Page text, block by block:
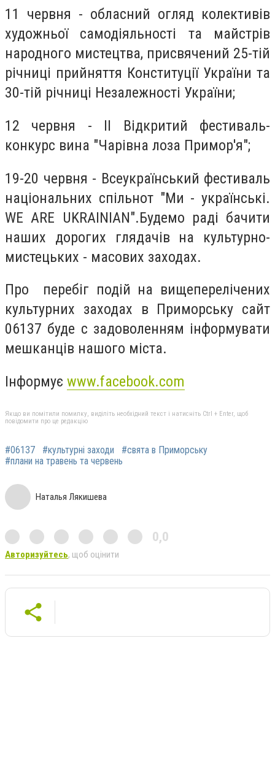
11 червня - обласний огляд колективів
художньої самодіяльності та майстрів
народного мистецтва, присвячений 25-тій
річниці прийняття Конституції України та
30-тій річниці Незалежності України;
12 червня - II Відкритий фестиваль-
конкурс вина "Чарівна лоза Примор'я";
19-20 червня - Всеукраїнський фестиваль
національних спільнот "Ми - українські.
WE ARE UKRAINIAN".Будемо раді бачити
наших дорогих глядачів на культурно-
мистецьких - масових заходах.
Про перебіг подій на вищеперелічених
культурних заходах в Приморську сайт
06137 буде с задоволенням інформувати
мешканців нашого міста.
Інформує www.facebook.com
Якщо ви помітили помилку, виділіть необхідний текст і натисніть Ctrl + Enter, щоб
повідомити про це редакцію
#06137 #культурні заходи
#свята в Приморську
#плани на травень та червень
Наталья Лякишева
0,0
Авторизуйтесь, щоб оцінити